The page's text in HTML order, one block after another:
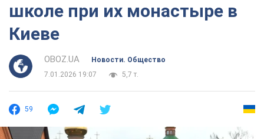
школе при их монастыре в
Киеве
OBOZ.UA
Новости. Общество
7.01.2026 19:07
5,7 т.
59